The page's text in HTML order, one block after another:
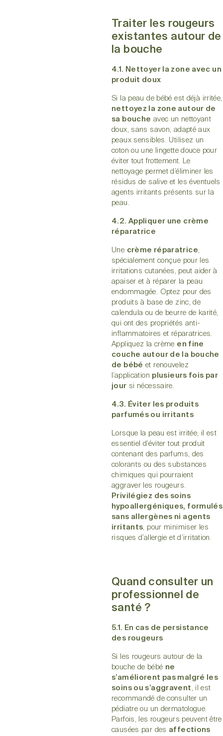
Traiter les rougeurs
existantes autour de
la bouche
4.1. Nettoyer la zone avec un
produit doux
Si la peau de bébé est déjà irritée,
nettoyez la zone autour de
sa bouche avec un nettoyant
doux, sans savon, adapté aux
peaux sensibles. Utilisez un
coton ou une lingette douce pour
éviter tout frottement. Le
nettoyage permet d’éliminer les
résidus de salive et les éventuels
agents irritants présents sur la
peau.
4.2. Appliquer une crème
réparatrice
Une crème réparatrice,
spécialement conçue pour les
irritations cutanées, peut aider à
apaiser et à réparer la peau
endommagée. Optez pour des
produits à base de zinc, de
calendula ou de beurre de karité,
qui ont des propriétés anti-
inflammatoires et réparatrices.
Appliquez la crème en fine
couche autour de la bouche
de bébé et renouvelez
l’application plusieurs fois par
jour si nécessaire.
4.3. Éviter les produits
parfumés ou irritants
Lorsque la peau est irritée, il est
essentiel d’éviter tout produit
contenant des parfums, des
colorants ou des substances
chimiques qui pourraient
aggraver les rougeurs.
Privilégiez des soins
hypoallergéniques, formulés
sans allergènes ni agents
irritants, pour minimiser les
risques d’allergie et d’irritation.
Quand consulter un
professionnel de
santé ?
5.1. En cas de persistance
des rougeurs
Si les rougeurs autour de la
bouche de bébé ne
s’améliorent pas malgré les
soins ou s’aggravent , il est
recommandé de consulter un
pédiatre ou un dermatologue.
Parfois, les rougeurs peuvent être
causées par des affections